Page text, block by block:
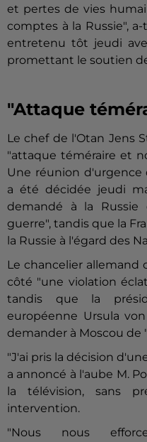
et pertes de vies
comptes à la Russie",
entretenu tôt jeudi
promettant le soutien
"Attaque
Le chef de l'Otan Jens
"attaque téméraire et
Une réunion d'urgence
a été décidée jeudi
demandé à la
guerre", tandis que la
la Russie à l'égard des
Le chancelier allemand
côté "une violation
tandis que la
européenne Ursula
demander à Moscou de
"J'ai pris la décision
a annoncé à l'aube M.
la télévision, sans
intervention.
"Nous nous